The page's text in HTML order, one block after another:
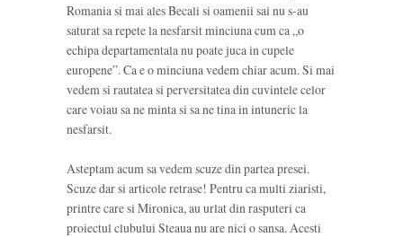
Romania si mai ales Becali si oamenii sai nu s-au
saturat sa repete la nesfarsit minciuna cum ca „o
echipa departamentala nu poate juca in cupele
europene”. Ca e o minciuna vedem chiar acum. Si mai
vedem si rautatea si perversitatea din cuvintele celor
care voiau sa ne minta si sa ne tina in intuneric la
nesfarsit.
Asteptam acum sa vedem scuze din partea presei.
Scuze dar si articole retrase! Pentru ca multi ziaristi,
printre care si Mironica, au urlat din rasputeri ca
proiectul clubului Steaua nu are nici o sansa. Acesti